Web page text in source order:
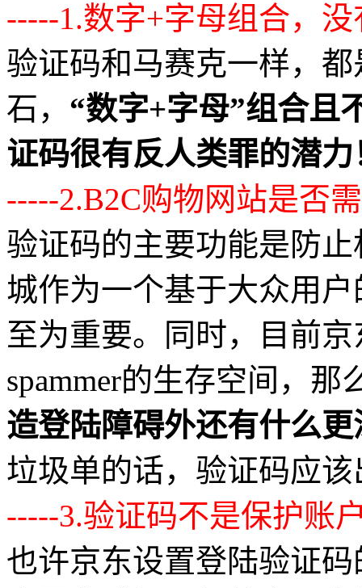
-----1.数字+字母组合，
验证码和马赛克一样，
石， “数字+字母”组合且
证码很有反人类罪的潜力
-----2.B2C购物网站是否
验证码的主要功能是防
城作为一个基于大众用
至为重要。同时，目前
spammer的生存空间，那
造登陆障碍外还有什么
垃圾单的话，验证码应
-----3.验证码不是保护账
也许京东设置登陆验证